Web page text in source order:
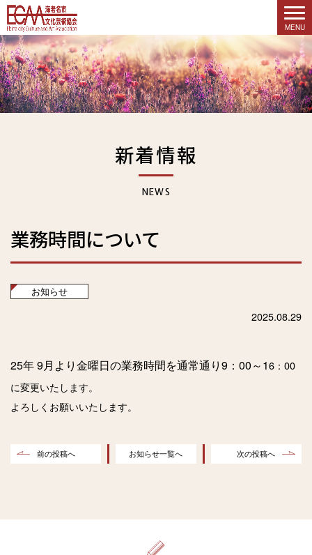
新着情報
NEWS
業務時間について
お知らせ
2025.08.29
25年 9月より金曜日の業務時間を通常通り9：00～16：00
に変更いたします。
よろしくお願いいたします。
前の投稿へ お知らせ一覧へ 次の投稿へ